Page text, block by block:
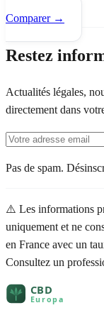
Comparer →
Restez
Actualités légales,
directement dans
Pas de spam.
⚠️ Les informations
uniquement et ne
en France avec un
Consultez un